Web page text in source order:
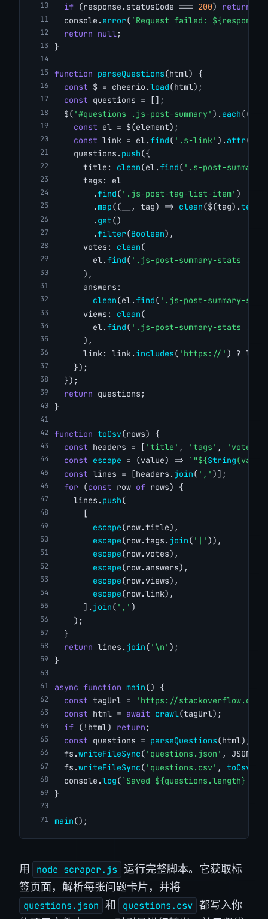
if (response.statusCode === 200) return
  console.
error(`Request failed:
return null;
}
function parseQuestions(html) {
const $ = cheerio.load(html);
const questions = [];
  $(
'#questions .js-post-summary' ). each((_,
const el = $(element);
const link = el.find( '.s-link' ). attr(
    questions.
push({
      title:
clean(el.find( '.s-post-
      tags: el
        .
find( '.js-post-tag-list-item' )
        .
map((__, tag) => clean($(tag).text
        .
get()
        .
filter(Boolean),
      votes:
clean(
        el.
find( '.js-post-summary-stats .s-
      ),
      answers:
clean(el.find( '.js-post-summary-
      views:
clean(
        el.
find( '.js-post-summary-stats .s-
      ),
      link: link.
includes( 'https://' ) ?
    });
  });
return questions;
}
function toCsv(rows) {
const headers = [ 'title' , 'tags' , 'votes'
const escape = (value) => `"${String
const lines = [headers. join( ',' )];
for (const row of rows) {
    lines.
push(
      [
escape(row.title),
escape(row.tags. join( '|' )),
escape(row.votes),
escape(row.answers),
escape(row.views),
escape(row.link),
      ].
join( ',' )
    );
  }
return lines. join( '\n' );
}
async function main() {
const tagUrl =
'https://
const html = await crawl(tagUrl);
if (!html) return ;
const questions = parseQuestions(html);
  fs.
writeFileSync( 'questions.json' , JSON.
  fs.
writeFileSync( 'questions.csv' , toCsv
  console.
log(`Saved ${questions.length}
}
main();
用 node scraper.js 运行完整脚本。它获取标
签页面，解析每张问题卡片，并将
questions.json 和 questions.csv 都写入你